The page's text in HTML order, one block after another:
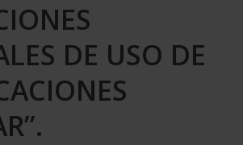
DE USO DE